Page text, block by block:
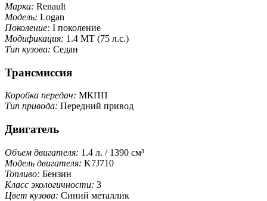
Марка: Renault
Модель: Logan
Поколение: I поколение
Модификация: 1.4 MT (75 л.с.)
Тип кузова: Седан
Трансмиссия
Коробка передач: МКПП
Тип привода: Передний привод
Двигатель
Объем двигателя: 1.4 л. / 1390 см³
Модель двигателя: K7J710
Топливо: Бензин
Класс экологичности: 3
Цвет кузова: Синий металлик